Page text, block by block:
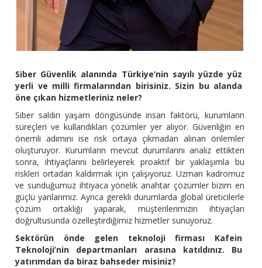
Siber Güvenlik alanında Türkiye’nin sayılı yüzde yüz
yerli ve milli firmalarından birisiniz. Sizin bu alanda
öne çıkan hizmetleriniz neler?
Siber saldırı yaşam döngüsünde insan faktörü, kurumların
süreçleri ve kullandıkları çözümler yer alıyor. Güvenliğin en
önemli adımını ise risk ortaya çıkmadan alınan önlemler
oluşturuyor. Kurumların mevcut durumlarını analiz ettikten
sonra, ihtiyaçlarını belirleyerek proaktif bir yaklaşımla bu
riskleri ortadan kaldırmak için çalışıyoruz. Uzman kadromuz
ve sunduğumuz ihtiyaca yönelik anahtar çözümler bizim en
güçlü yanlarımız. Ayrıca gerekli durumlarda global üreticilerle
çözüm ortaklığı yaparak, müşterilerimizin ihtiyaçları
doğrultusunda özelleştirdiğimiz hizmetler sunuyoruz.
Sektörün önde gelen teknoloji firması Kafein
Teknoloji’nin departmanları arasına katıldınız. Bu
yatırımdan da biraz bahseder misiniz?